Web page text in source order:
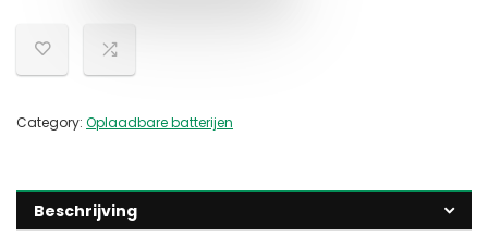
Category: Oplaadbare batterijen
Beschrijving